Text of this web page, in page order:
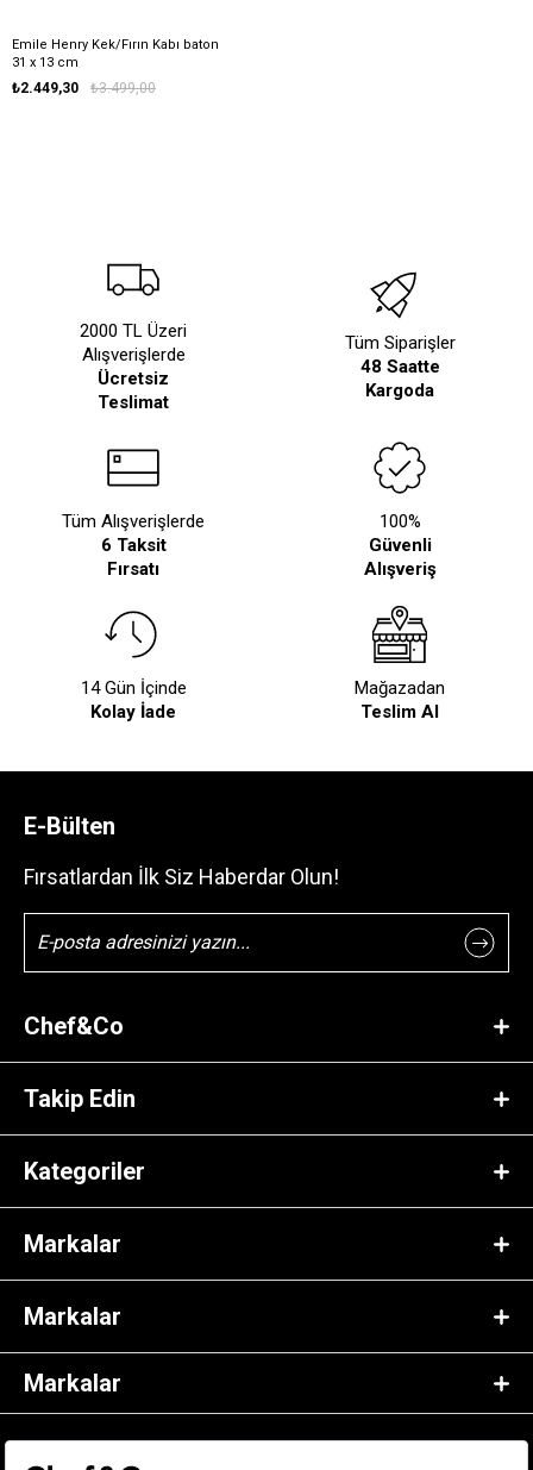
Emile Henry Kek/Fırın Kabı baton
31 x 13 cm
₺2.449,30 ₺3.499,00
2000 TL Üzeri
Alışverişlerde
Ücretsiz
Teslimat
Tüm Siparişler
48 Saatte
Kargoda
Tüm Alışverişlerde
6 Taksit
Fırsatı
100%
Güvenli
Alışveriş
14 Gün İçinde
Kolay İade
Mağazadan
Teslim Al
E-Bülten
Fırsatlardan İlk Siz Haberdar Olun!
Chef&Co
Takip Edin
Kategoriler
Markalar
Markalar
Markalar